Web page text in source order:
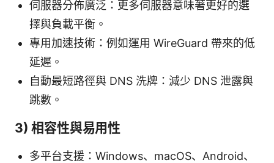
伺服器分佈廣泛：更多伺服器意味著更好的選
擇與負載平衡。
專用加速技術：例如運用 WireGuard 帶來的低
延遲。
自動最短路徑與 DNS 洗牌：減少 DNS 泄露與
跳數。
3) 相容性與易用性
多平台支援：Windows、macOS、Android、